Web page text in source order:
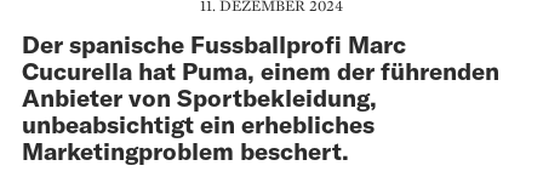
11. DEZEMBER 2024
Der spanische Fussballprofi Marc
Cucurella hat Puma, einem der führenden
Anbieter von Sportbekleidung,
unbeabsichtigt ein erhebliches
Marketingproblem beschert.